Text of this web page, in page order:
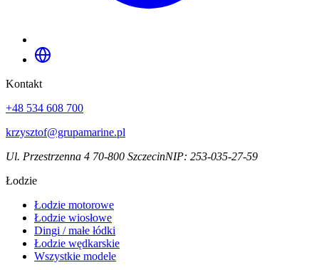
Kontakt
+48 534 608 700
krzysztof@grupamarine.pl
Ul. Przestrzenna 4 70-800 SzczecinNIP: 253-035-27-59
Łodzie
Łodzie motorowe
Łodzie wiosłowe
Dingi / małe łódki
Łodzie wędkarskie
Wszystkie modele